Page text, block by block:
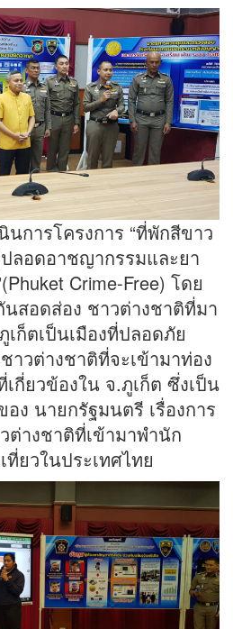
นการโครงการ “ที่พักสีขาว
ลอดอาชญากรรมและยา
Crime-Free) โดย
นสอดส่อง ชาวต่างชาติที่มา
ก็ตเป็นเมืองที่ปลอดภัย
าวต่างชาติที่จะเข้ามาท่อง
กี่ยวข้องใน จ.ภูเก็ต ซึ่งเป็น
ง นายกรัฐมนตรี เรื่องการ
างชาติที่เข้ามาพำนัก
ที่ยวในประเทศไทย